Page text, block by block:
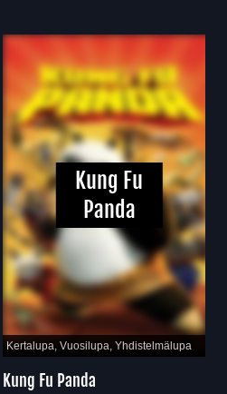
Kung Fu
Panda
Kertalupa, Vuosilupa, Yhdistelmälupa
Kung Fu Panda